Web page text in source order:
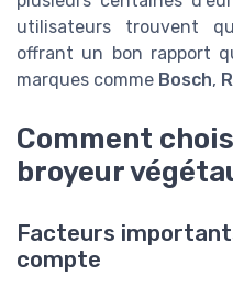
utilisateurs trouvent
offrant un bon rapport
marques comme Bosch,
Comment
broyeur
Facteurs
compte